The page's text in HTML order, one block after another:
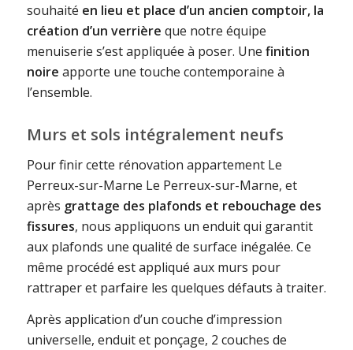
souhaité en lieu et place d’un ancien comptoir, la
création d’un verrière que notre équipe
menuiserie s’est appliquée à poser. Une finition
noire apporte une touche contemporaine à
l’ensemble.
Murs et sols intégralement neufs
Pour finir cette rénovation appartement Le
Perreux-sur-Marne Le Perreux-sur-Marne, et
après grattage des plafonds et rebouchage des
fissures, nous appliquons un enduit qui garantit
aux plafonds une qualité de surface inégalée. Ce
même procédé est appliqué aux murs pour
rattraper et parfaire les quelques défauts à traiter.
Après application d’un couche d’impression
universelle, enduit et ponçage, 2 couches de